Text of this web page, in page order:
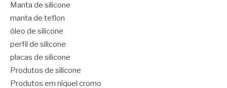
Manta de silicone
manta de teflon
óleo de silicone
perfil de silicone
placas de silicone
Produtos de silicone
Produtos em níquel cromo